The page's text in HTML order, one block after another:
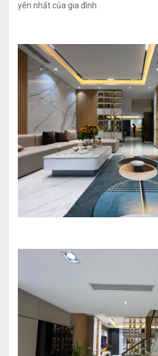
yên nhất của gia đình